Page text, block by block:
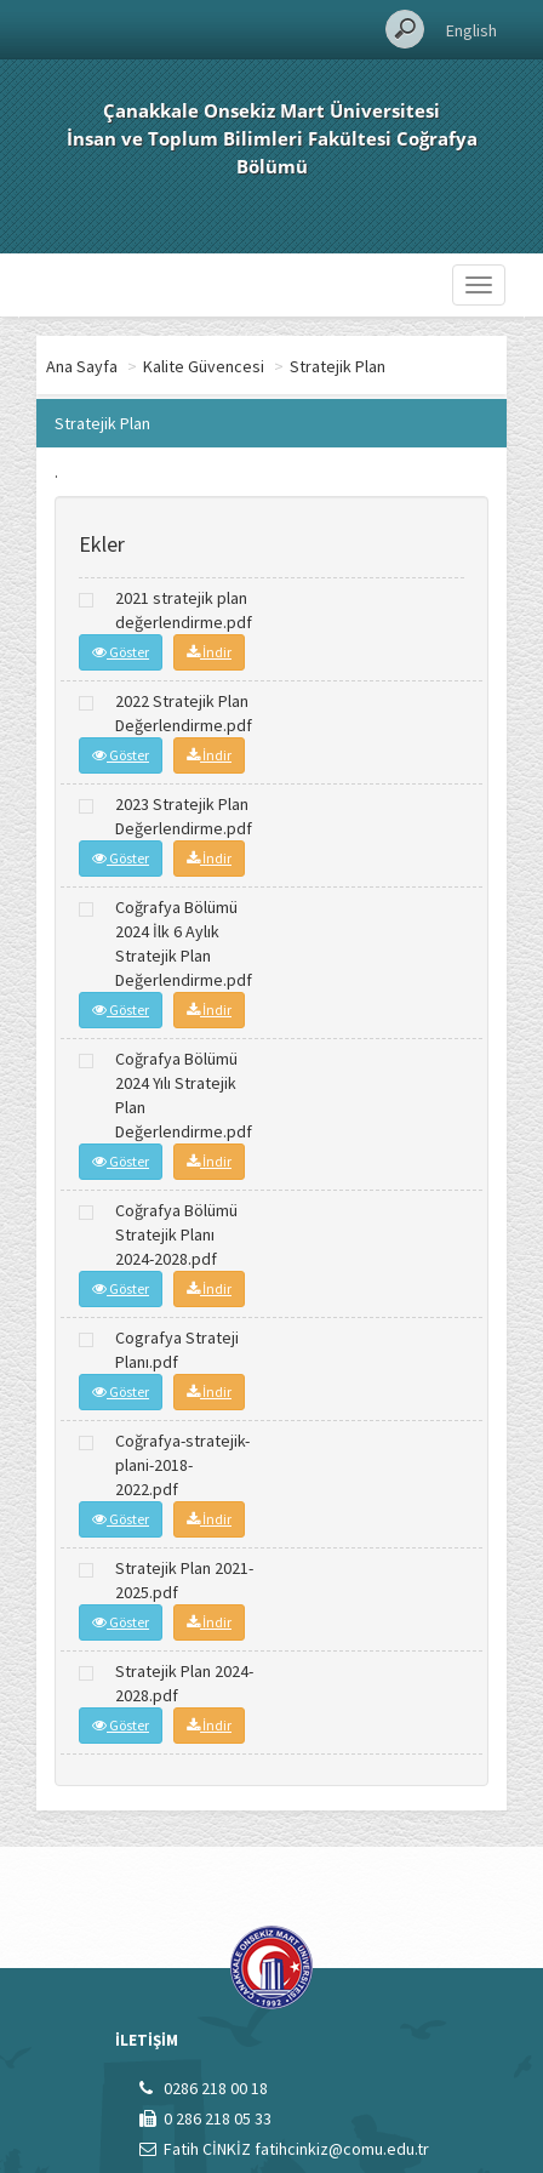
English
Çanakkale Onsekiz Mart Üniversitesi
İnsan ve Toplum Bilimleri Fakültesi Coğrafya
Bölümü
Toggle
Ana Sayfa > Kalite Güvencesi > Stratejik Plan
Stratejik Plan
.
Ekler
2021 stratejik plan
değerlendirme.pdf
Göster İndir
2022 Stratejik Plan
Değerlendirme.pdf
Göster İndir
2023 Stratejik Plan
Değerlendirme.pdf
Göster İndir
Coğrafya Bölümü
2024 İlk 6 Aylık
Stratejik Plan
Değerlendirme.pdf
Göster İndir
Coğrafya Bölümü
2024 Yılı Stratejik
Plan
Değerlendirme.pdf
Göster İndir
Coğrafya Bölümü
Stratejik Planı
2024-2028.pdf
Göster İndir
Cografya Strateji
Planı.pdf
Göster İndir
Coğrafya-stratejik-
plani-2018-
2022.pdf
Göster İndir
Stratejik Plan 2021-
2025.pdf
Göster İndir
Stratejik Plan 2024-
2028.pdf
Göster İndir
İLETİŞİM
0286 218 00 18
0 286 218 05 33
Fatih CİNKİZ fatihcinkiz@comu.edu.tr